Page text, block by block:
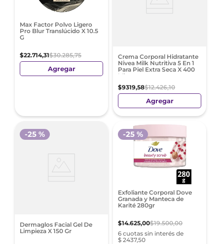
Max Factor Polvo Ligero
Pro Blur Translúcido X 10.5
G
$22.714,31$30.285,75
Agregar
Crema Corporal Hidratante
Nivea Milk Nutritiva 5 En 1
Para Piel Extra Seca X 400
Ml
$9319,58$12.426,10
Agregar
Dermaglos Facial Gel De
Limpieza X 150 Gr
-25 %
Exfoliante Corporal Dove
Granada y Manteca de
Karité 280gr
$14.625,00$19.500,00
6 cuotas sin interés de
$ 2437,50
-25 %